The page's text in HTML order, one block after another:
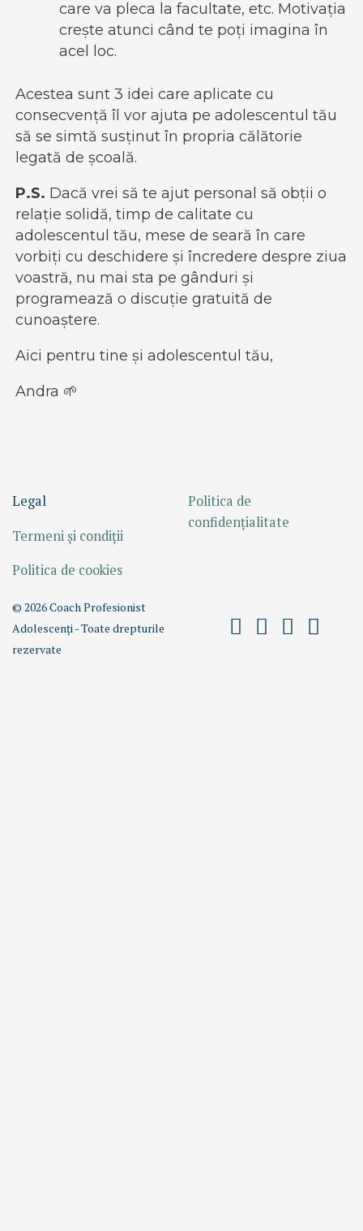
care va pleca la facultate, etc. Motivația
crește atunci când te poți imagina în
acel loc.
Acestea sunt 3 idei care aplicate cu
consecvență îl vor ajuta pe adolescentul tău
să se simtă susținut în propria călătorie
legată de școală.
P.S. Dacă vrei să te ajut personal să obții o
relație solidă, timp de calitate cu
adolescentul tău, mese de seară în care
vorbiți cu deschidere și încredere despre ziua
voastră, nu mai sta pe gânduri și
programează o discuție gratuită de
cunoaștere.
Aici pentru tine și adolescentul tău,
Andra 🌱
Legal
Termeni și condiții
Politica de cookies
Politica de
confidențialitate
© 2026 Coach Profesionist
Adolescenți - Toate drepturile
rezervate